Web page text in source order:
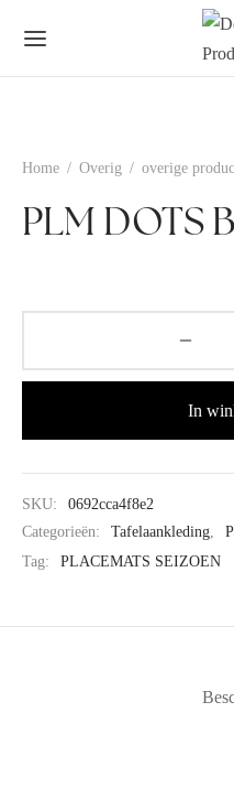
Home / Overig / overige
PLM DOTS
In
SKU:
0692cca4f8e2
Categorieën:
Tafelaankleding,
Tag:
PLACEMATS SEIZOEN